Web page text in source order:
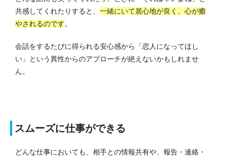
共感してくれたりすると、 一緒にいて居心地が良く、心が癒
やされるのです。
会話をするたびに得られる安心感から「恋人になってほし
い」という異性からのアプローチが絶えないかもしれませ
ん。
スムーズに仕事ができる
どんな仕事においても、相手との情報共有や、報告・連絡・